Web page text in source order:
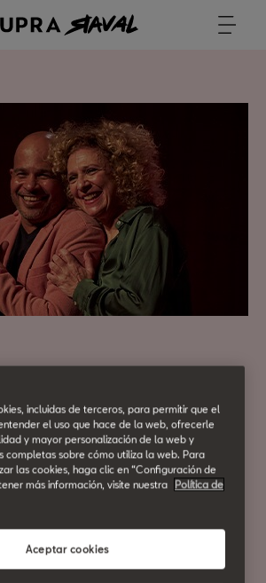
La Fusa
tu entrada
incluidas de terceros, para permitir que el
el uso que hace de la web, ofrecerle
y mayor personalización de la web y
completas sobre cómo utiliza la web. Para
las cookies, haga clic en “Configuración de
más información, visite nuestra
Política de
Aceptar cookies